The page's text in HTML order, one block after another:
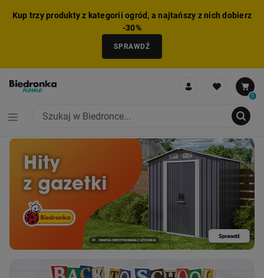
Kup trzy produkty z kategorii ogród, a najtańszy z nich dobierz
-30%
SPRAWDŹ
0
DODANO PRODUKT DO KOSZYKA
ZMNIEJSZONO LICZBĘ PRODUKTÓW
USUNIĘTO PRODUKT Z KOSZYKA
ZESTAW DODANY DO KOSZYKA
NIE MOŻNA BYŁO DODAĆ CAŁEGO ZESTAWU DO KOSZYKA